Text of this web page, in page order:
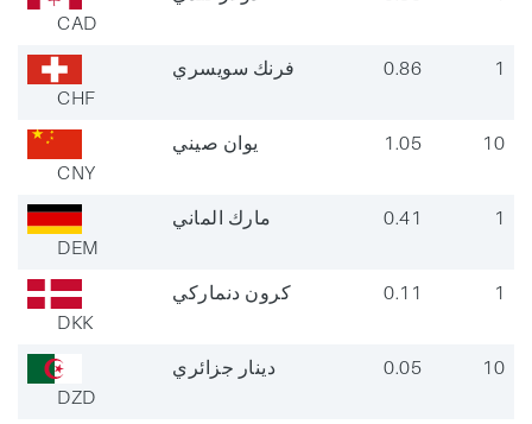
CAD
CHF
فرنك سويسري 0.86 1
CNY
يوان صيني 1.05 10
DEM
مارك الماني 0.41 1
DKK
كرون دنماركي 0.11 1
DZD
دينار جزائري 0.05 10